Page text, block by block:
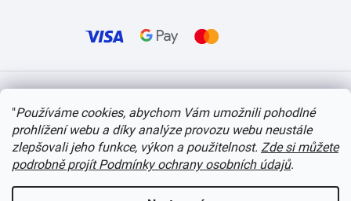
"Používáme cookies, abychom Vám umožnili pohodlné
prohlížení webu a díky analýze provozu webu neustále
zlepšovali jeho funkce, výkon a použitelnost. Zde si můžete
podrobně projít Podmínky ochrany osobních údajů.
Copyright 2026 itvlaky.cz . Všechna práva vyhrazena. Upravit nastavení cookies